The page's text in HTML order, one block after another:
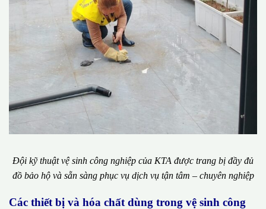
Đội kỹ thuật vệ sinh công nghiệp của KTA được trang bị đầy đủ
đồ bảo hộ và sẵn sàng phục vụ dịch vụ tận tâm – chuyên nghiệp
Các thiết bị và hóa chất dùng trong vệ sinh công